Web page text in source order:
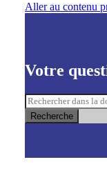
Aller au contenu
Votre
Recherche